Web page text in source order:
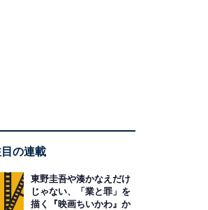
の連載
東野圭吾や湊かなえだけ
じゃない、「業と罪」を
描く『映画ちいかわ』か